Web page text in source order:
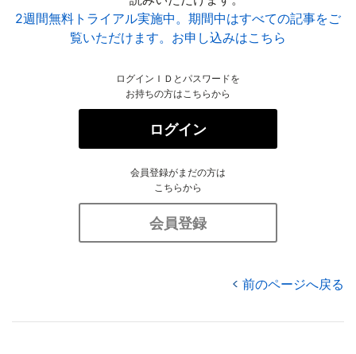
2週間無料トライアル実施中。期間中はすべての記事をご
覧いただけます。お申し込みはこちら
ログインＩＤとパスワードを
お持ちの方はこちらから
ログイン
会員登録がまだの方は
こちらから
会員登録
前のページへ戻る